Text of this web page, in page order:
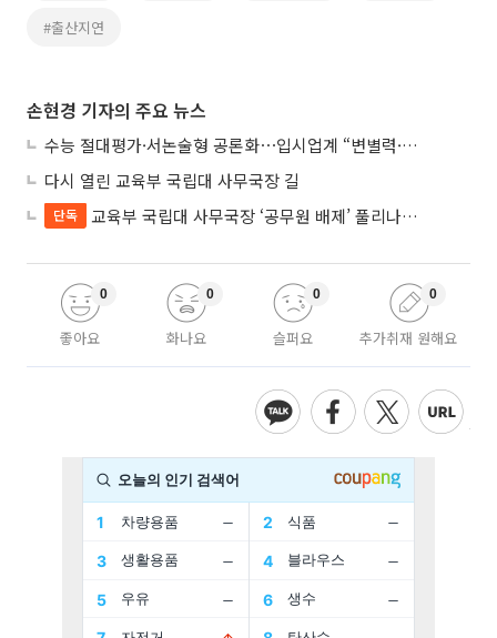
#출산지연
손현경 기자의 주요 뉴스
수능 절대평가·서논술형 공론화⋯입시업계 “변별력·사교육 대책 먼저”
다시 열린 교육부 국립대 사무국장 길
단독 교육부 국립대 사무국장 ‘공무원 배제’ 풀리나…응시자격 다시 열렸다
좋아요
0
화나요
0
슬퍼요
0
추가취재 원해요
0